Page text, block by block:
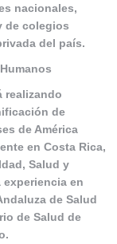
nacionales,
de colegios
del país.
realizando
de
de América
en Costa Rica,
Salud y
en
de Salud
de Salud de